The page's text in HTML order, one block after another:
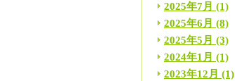
2025年7月 (1)
2025年6月 (8)
2025年5月 (3)
2024年1月 (1)
2023年12月 (1)